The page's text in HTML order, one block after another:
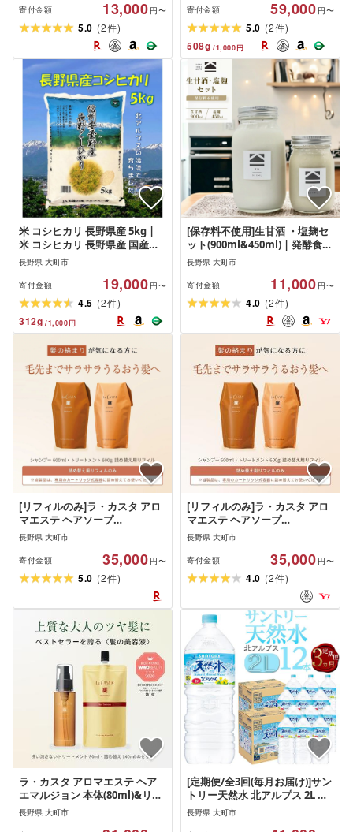
数 送料無料 長野県 大町市 ふる
さと納税
寄付金額 13,000 円〜
5.0 (2件)
寄付金額 59,000 円〜
5.0 (2件)
508g /1,000円
米 コシヒカリ 長野県産 5kg |
米 コシヒカリ 長野県産 国産米
人気 おすすめ 白米 精米 新米 ご
はん 和食 健康 保存食 ギフト 送
料無料 長野県 大町市 ふるさと
納税
長野県 大町市
寄付金額 19,000 円〜
4.5 (2件)
312g /1,000円
[保存料不使用]生甘酒 ・塩麹セ
ット(900ml&450ml) | 発酵食品
無添加 健康志向 人気 おすすめ
腸活 美容 料理調味料 低カロリ
ー ギフト 送料無料 長野県 大町
市 ふるさと納税
長野県 大町市
寄付金額 11,000 円〜
4.0 (2件)
[リフィルのみ]ラ・カスタ アロ
マエステ ヘアソープ
21(600ml)・ヘアマスク
21(600g) 詰め替えリフィル[容
器なし] | ラカスタ La CASTA |
La CASTA ヘアソープ ヘアマス
ク シャンプー リンス トリート
メント 髪 ヘアケア 洗浄 人気 お
すすめ 送料無料
長野県 大町市
寄付金額 35,000 円〜
5.0 (2件)
[リフィルのみ]ラ・カスタ アロ
マエステ ヘアソープ
21(600ml)・ヘアマスク
21(600g) 詰め替えリフィル[容
器なし] | ラカスタ La CASTA ヘ
アケア シャンプー リンス コン
ディショナー
長野県 大町市
寄付金額 35,000 円〜
4.0 (2件)
ラ・カスタ アロマエステ ヘア
エマルジョン 本体(80ml)&リフ
ィル(詰め替え)(140ml) セット |
ラカスタ La CASTA ヘアケア シ
長野県 大町市
[定期便/全3回(毎月お届け)]サン
トリー天然水 北アルプス 2L ペ
ットボトル12本(6本入り×2ケー
ス)| 水 天然水 定期便
長野県 大町市